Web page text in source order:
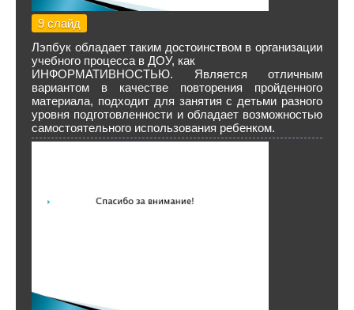
9 слайд
Лэпбук обладает таким достоинством в организации
учебного процесса в ДОУ, как
ИНФОРМАТИВНОСТЬЮ. Является отличным
вариантом в качестве повторения пройденного
материала, подходит для занятия с детьми разного
уровня подготовленности и обладает возможностью
самостоятельного использования ребенком.